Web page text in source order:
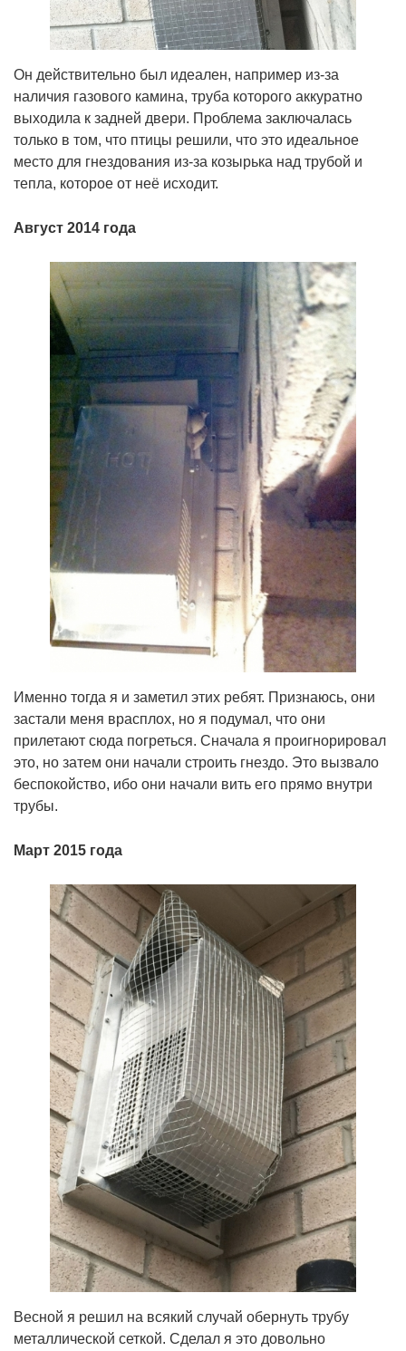
Он действительно был идеален, например из-за
наличия газового камина, труба которого аккуратно
выходила к задней двери. Проблема заключалась
только в том, что птицы решили, что это идеальное
место для гнездования из-за козырька над трубой и
тепла, которое от неё исходит.
Август 2014 года
Именно тогда я и заметил этих ребят. Признаюсь, они
застали меня врасплох, но я подумал, что они
прилетают сюда погреться. Сначала я проигнорировал
это, но затем они начали строить гнездо. Это вызвало
беспокойство, ибо они начали вить его прямо внутри
трубы.
Март 2015 года
Весной я решил на всякий случай обернуть трубу
металлической сеткой. Сделал я это довольно